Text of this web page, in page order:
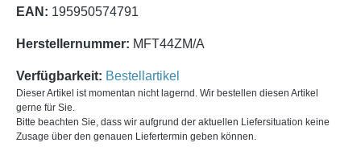
EAN: 195950574791
Herstellernummer: MFT44ZM/A
Verfügbarkeit: Bestellartikel
Dieser Artikel ist momentan nicht lagernd. Wir bestellen diesen Artikel
gerne für Sie.
Bitte beachten Sie, dass wir aufgrund der aktuellen Liefersituation keine
Zusage über den genauen Liefertermin geben können.